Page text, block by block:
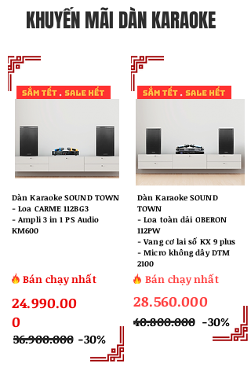
KHUYẾN MÃI DÀN KARAOKE
Dàn Karaoke SOUND TOWN
​- Loa CARME 112BG3
- Ampli 3 in 1 PS Audio
KM600
Bán chạy nhất
24.990.00
0
36.900.000 -30%
Dàn Karaoke SOUND
TOWN
​- Loa toàn dải OBERON
112PW
- Vang cơ lai số KX 9 plus
- Micro không dây DTM
2100
Bán chạy nhất
28.560.000
40.800.000 -30%